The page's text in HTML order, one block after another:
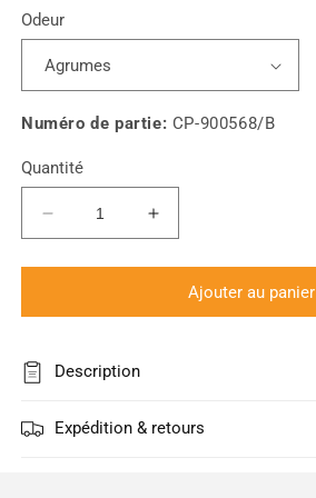
Odeur
Numéro de partie: CP-900568/B
Quantité
Réduire
la
quantité
Lingettes
pour
masque
CPAP
Augmenter
la
quantité
Lingettes
CPAP
Ajouter au panier
Description
Expédition & retours